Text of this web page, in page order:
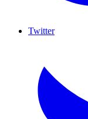
Twitter